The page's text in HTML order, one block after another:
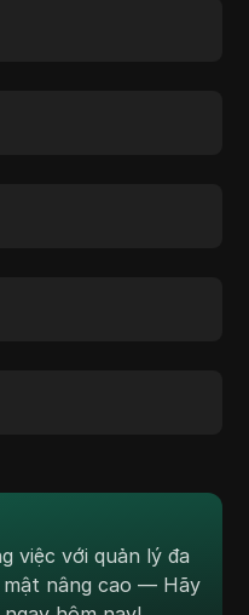
việc với quản lý đa
mật nâng cao — Hãy